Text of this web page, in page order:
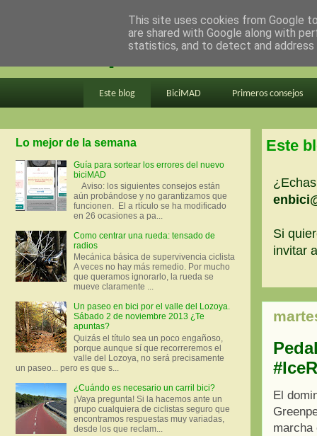
en bici por madrid
Este blog BiciMAD Primeros consejos
Este
Si
invitar
El
marcha
Lo mejor de la semana
Guía para sortear los errores del nuevo
biciMAD
Aviso: los siguientes consejos están
aún probándose y no garantizamos que
funcionen. El a rtículo se ha modificado
en 26 ocasiones a pa...
Como centrar una rueda: tensado de
radios
Mecánica básica de supervivencia ciclista
A veces no hay más remedio. Por mucho
que queramos ignorarlo, la rueda se
mueve claramente ...
Un paseo en bici por el valle del Lozoya.
Sábado 2 de noviembre 2013 ¿Te
apuntas?
Quizás el título sea un poco engañoso,
porque aunque sí que recorreremos el
valle del Lozoya, no será precisamente
un paseo... pero es que s...
¿Cuándo es necesario un carril bici?
¡Vaya pregunta! Si la hacemos ante un
grupo cualquiera de ciclistas seguro que
encontramos respuestas muy variadas,
desde los que reclam...
This site uses cookies from Google
are shared with Google along with
statistics, and to detect and address